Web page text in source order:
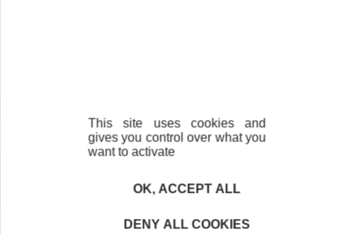
This site uses cookies and
gives you control over what you
want to activate
OK, ACCEPT ALL
DENY ALL COOKIES